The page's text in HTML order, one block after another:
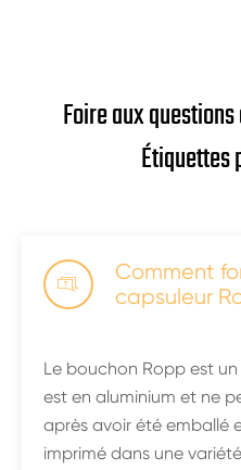
Foire aux
Étiquettes

Comment
capsuleur
Le bouchon Ropp est
est en aluminium et ne
après avoir été emballé
imprimé dans une